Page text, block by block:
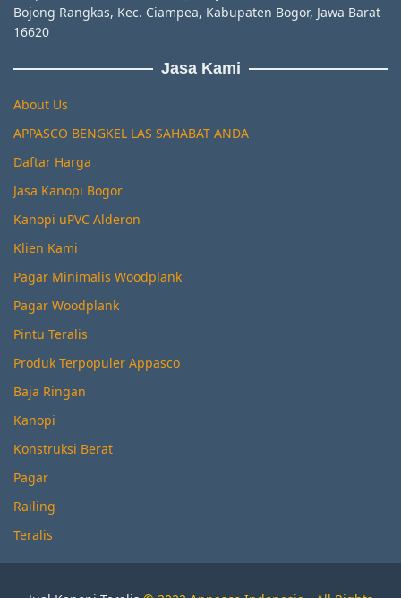
Bojong Rangkas, Kec. Ciampea, Kabupaten Bogor, Jawa Barat
16620
Jasa Kami
About Us
APPASCO BENGKEL LAS SAHABAT ANDA
Daftar Harga
Jasa Kanopi Bogor
Kanopi uPVC Alderon
Klien Kami
Pagar Minimalis Woodplank
Pagar Woodplank
Pintu Teralis
Produk Terpopuler Appasco
Baja Ringan
Kanopi
Konstruksi Berat
Pagar
Railing
Teralis